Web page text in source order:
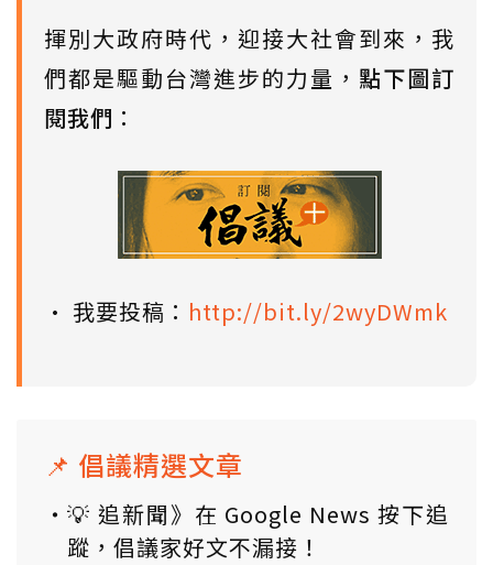
揮別大政府時代，迎接大社會到來，我
們都是驅動台灣進步的力量， 點下圖訂
閱我們 ：
• 我要投稿： http://bit.ly/2wyDWmk
📌 倡議精選文章
💡 追新聞》在 Google News 按下追
蹤，倡議家好文不漏接！